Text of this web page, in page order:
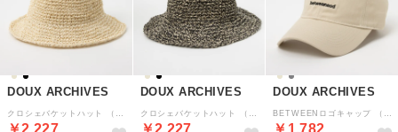
DOUX ARCHIVES DOUX ARCHIVES DOUX ARCHIVES